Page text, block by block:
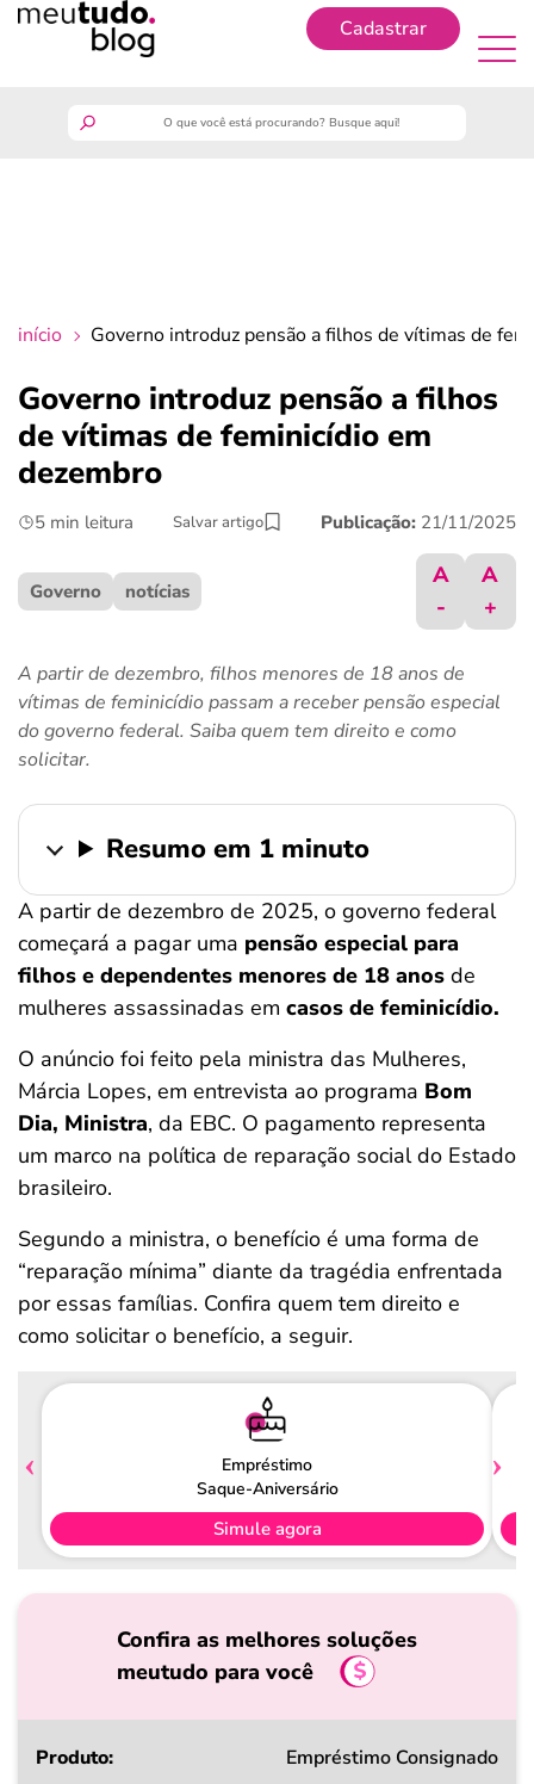
Cadastrar
crédito fácil
início Governo introduz pensão a filhos de vítimas de
Governo introduz pensão a filhos
de vítimas de feminicídio em
dezembro
5 min leitura Salvar artigo Publicação: 21/11/2025
Governo notícias
A
-
A
+
A partir de dezembro, filhos menores de 18 anos de
vítimas de feminicídio passam a receber pensão especial
do governo federal. Saiba quem tem direito e como
solicitar.
Resumo em 1 minuto
A partir de dezembro de 2025, o governo federal
começará a pagar uma pensão especial para
filhos e dependentes menores de 18 anos de
mulheres assassinadas em casos de feminicídio.
O anúncio foi feito pela ministra das Mulheres,
Márcia Lopes, em entrevista ao programa Bom
Dia, Ministra, da EBC. O pagamento representa
um marco na política de reparação social do Estado
brasileiro.
Segundo a ministra, o benefício é uma forma de
“reparação mínima” diante da tragédia enfrentada
por essas famílias. Confira quem tem direito e
como solicitar o benefício, a seguir.
Empréstimo
Saque-Aniversário
Simule agora
Confira as melhores soluções
meutudo para você
Produto
Empréstimo Consignado